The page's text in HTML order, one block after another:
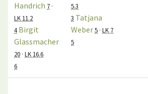
Handrich 7 ·
LK 11.2
4 Birgit
Glassmacher
20 · LK 16.6
6
5.3
3 Tatjana
Weber5 · LK 7
5